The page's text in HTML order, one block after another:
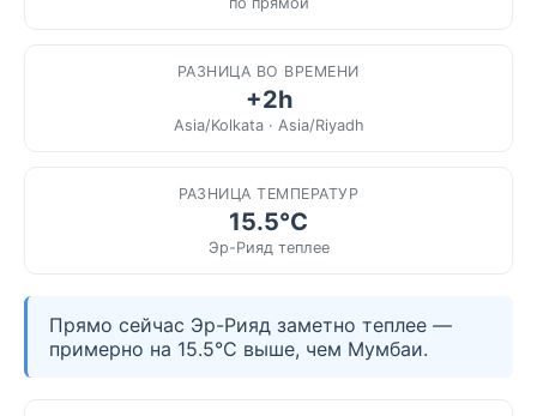
РАЗНИЦА ВО ВРЕМЕНИ
+2h
Asia/Kolkata · Asia/Riyadh
РАЗНИЦА ТЕМПЕРАТУР
15.5°C
Эр-Рияд теплее
Прямо сейчас Эр-Рияд заметно теплее —
примерно на 15.5°C выше, чем Мумбаи.